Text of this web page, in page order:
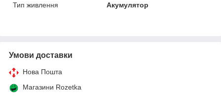
Тип живлення
Акумулятор
Умови доставки
Нова Пошта
Магазини Rozetka